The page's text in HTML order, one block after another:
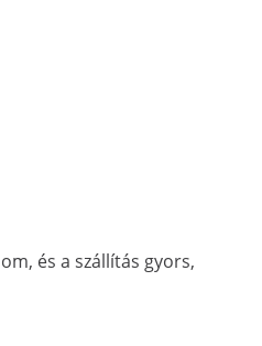
és a szállítás gyors,